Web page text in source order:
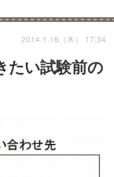
たい試験前の
2014.1.16（木） 17:34